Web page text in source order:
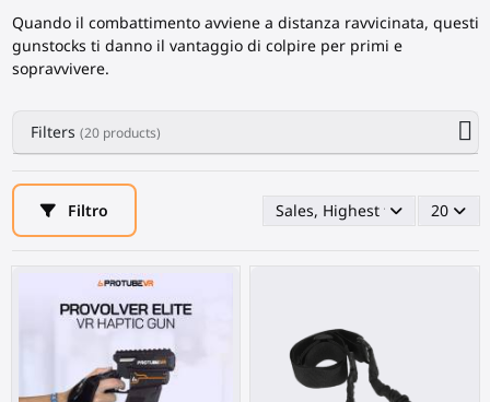
Quando il combattimento avviene a distanza ravvicinata, questi
gunstocks ti danno il vantaggio di colpire per primi e
sopravvivere.
Filters (20 products)
Filtro Sales, Highest first 20